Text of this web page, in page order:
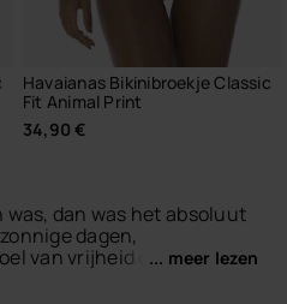
Havaianas Bikinibroekje Classic
Fit Animal Print
34,90 €
was, dan was het absoluut
dagen,
van vrijheid dat hoort bij
... meer lezen